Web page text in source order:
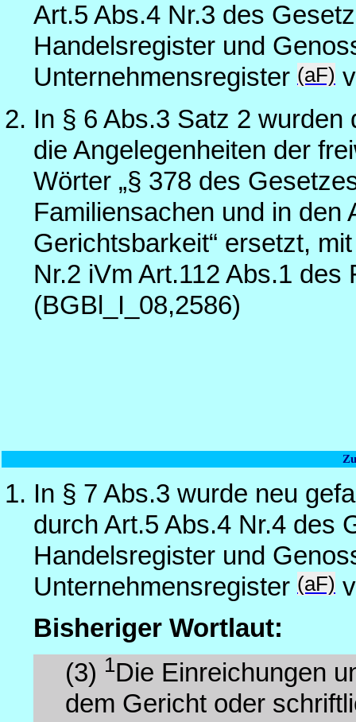
Art.5 Abs.4 Nr.3 des
Handelsregister und
Unternehmensregister (aF)
In § 6 Abs.3 Satz 2
die Angelegenheiten der
Wörter „§ 378 des
Familiensachen und in den
Gerichtsbarkeit“ ersetzt,
Nr.2 iVm Art.112 Abs.1
(BGBl_I_08,2586)
In § 7 Abs.3 wurde neu
durch Art.5 Abs.4 Nr.4 des
Handelsregister und
Unternehmensregister (aF)
Bisheriger Wortlaut:
(3) 1Die Einreichungen
dem Gericht oder